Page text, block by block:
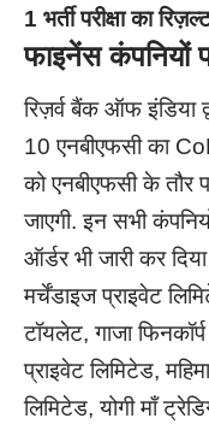
1 भर्ती परीक्षा का
फाइनेंस कंपनियों
रिज़र्व बैंक ऑफ इंडिया
10 एनबीएफसी का
को एनबीएफसी के तौर
जाएगी. इन सभी
ऑर्डर भी जारी कर
मर्चेंडाइज प्राइवेट
टॉयलेट, गाजा
प्राइवेट लिमिटेड,
लिमिटेड, योगी माँ